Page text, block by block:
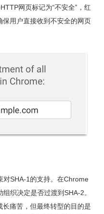
网页标记为“不安全”，红
用户直接收到不安全的网页
对SHA-1的支持。在Chrome
织决定是否过渡到SHA-2。
痛苦，但最终转型的目的是